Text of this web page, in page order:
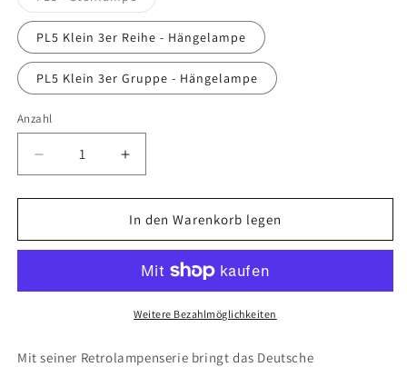
ausverkauft
oder
nicht
verfügbar
PL5 Klein 3er Reihe - Hängelampe
PL5 Klein 3er Gruppe - Hängelampe
Anzahl
Anzahl
Verringere
die
Menge
Opis
-
aus
Erhöhe
die
Menge
für
Opis
-
Elegante
aus
In den Warenkorb legen
Weitere Bezahlmöglichkeiten
Mit seiner Retrolampenserie bringt das Deutsche